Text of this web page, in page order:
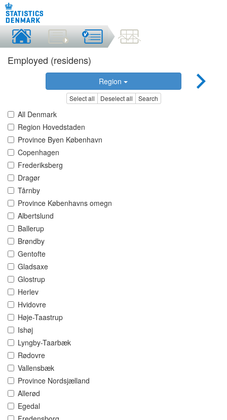
Employed (residens)
Region
Select all Deselect all Search
All Denmark
Region Hovedstaden
Province Byen København
Copenhagen
Frederiksberg
Dragør
Tårnby
Province Københavns omegn
Albertslund
Ballerup
Brøndby
Gentofte
Gladsaxe
Glostrup
Herlev
Hvidovre
Høje-Taastrup
Ishøj
Lyngby-Taarbæk
Rødovre
Vallensbæk
Province Nordsjælland
Allerød
Egedal